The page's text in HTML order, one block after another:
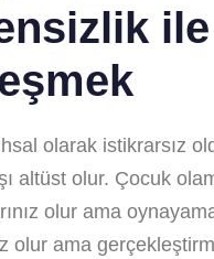
ile
olarak istikrarsız
altüst olur. Çocuk
olur ama
olur ama